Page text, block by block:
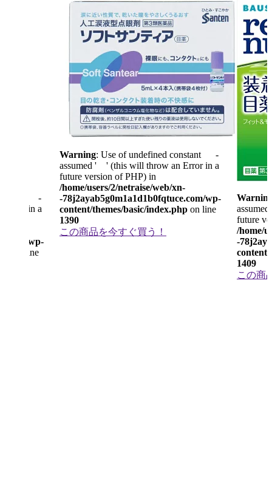
-
Error in a
wp-
on line
Warning: Use of undefined constant -
assumed ' ' (this will throw an Error in a
future version of PHP) in
/home/users/2/netraise/web/xn-
-78j2ayab5g0m1a1d1b0fqtuce.com/wp-
content/themes/basic/index.php on line
1390
この商品を今すぐ買う！
future
/home/
-
content/
1409
この商